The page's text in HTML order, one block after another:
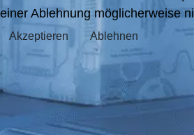
einer Ablehnung möglicherweise
Akzeptieren Ablehnen